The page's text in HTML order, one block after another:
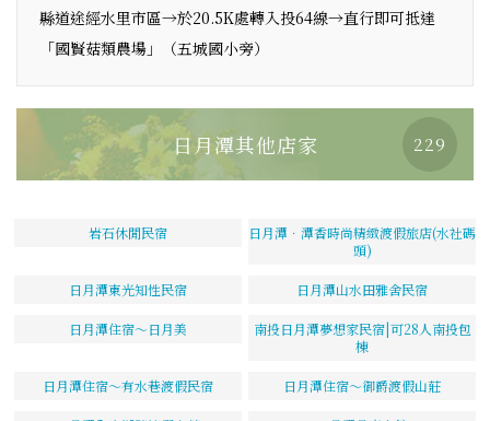
縣道途經水里市區→於20.5K處轉入投64線→直行即可抵達
「國賢菇類農場」（五城國小旁）
日月潭其他店家 229
岩石休閒民宿
日月潭．潭香時尚精緻渡假旅店(水社碼
頭)
日月潭東光知性民宿 日月潭山水田雅舍民宿
日月潭住宿～日月美
南投日月潭夢想家民宿|可28人南投包
棟
日月潭住宿～有水巷渡假民宿 日月潭住宿～御爵渡假山莊